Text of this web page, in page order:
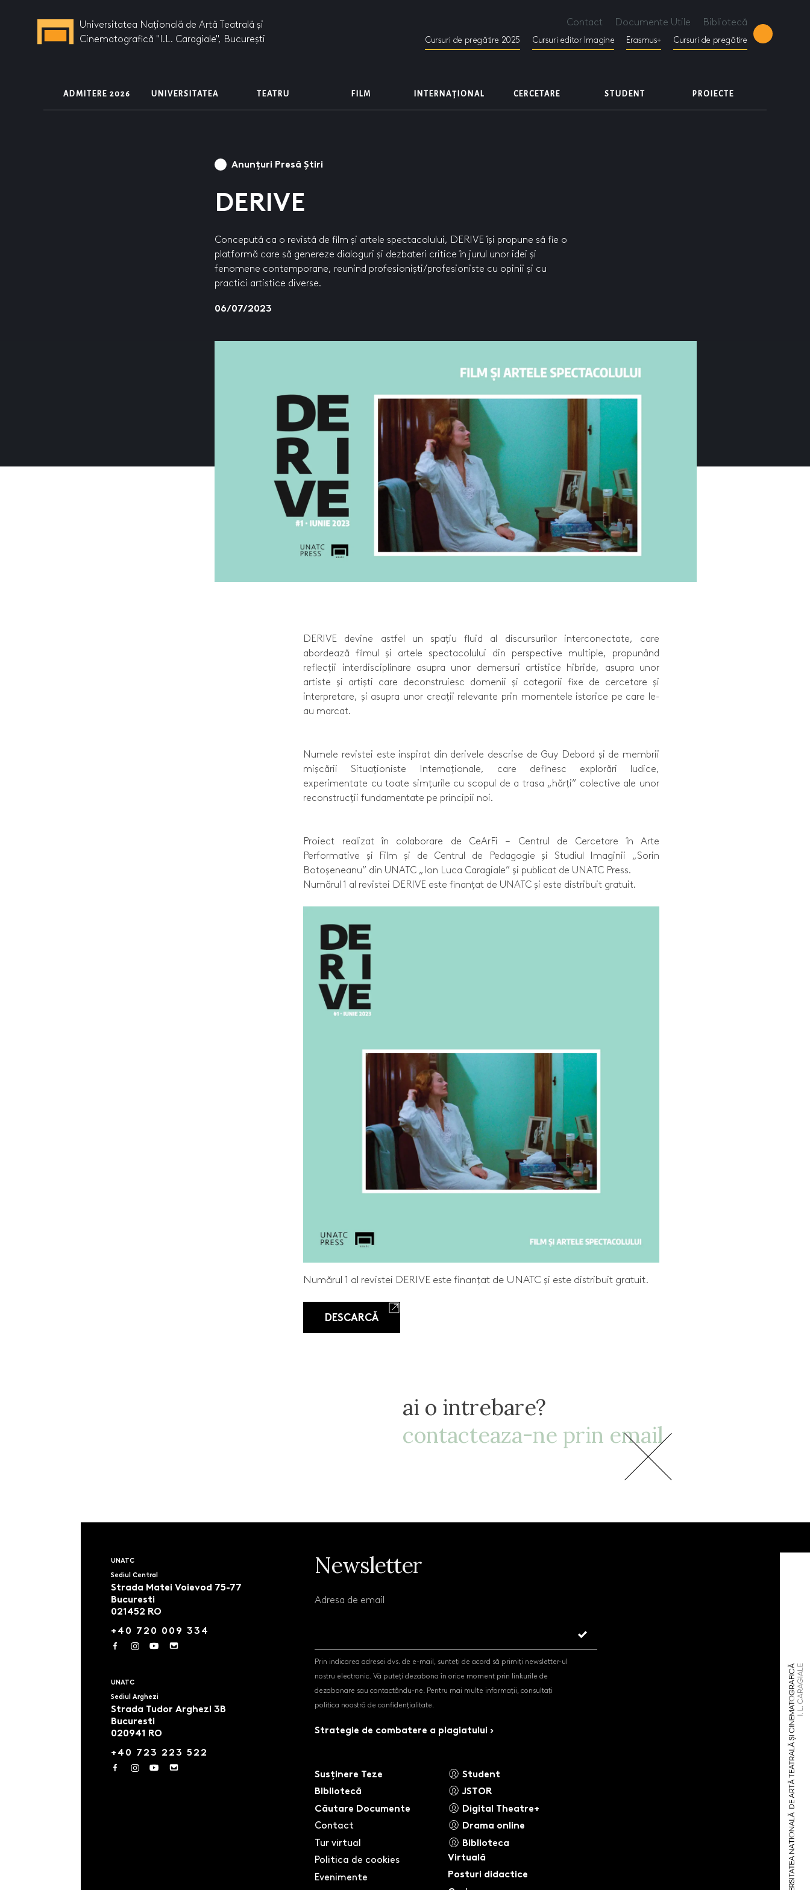
Universitatea Națională de Artă Teatrală și
Cinematografică "I.L. Caragiale", București
Contact Documente Utile Bibliotecă
Cursuri de pregătire 2025 Cursuri editor Imagine Erasmus+ Cursuri de pregătire
ADMITERE 2026 UNIVERSITATEA TEATRU FILM INTERNAȚIONAL CERCETARE STUDENT PROIECTE
Anunțuri Presă Știri
DERIVE
Concepută ca o revistă de film și artele spectacolului, DERIVE își propune să fie o
platformă care să genereze dialoguri și dezbateri critice în jurul unor idei și
fenomene contemporane, reunind profesioniști/profesioniste cu opinii și cu
practici artistice diverse.
06/07/2023
DERIVE devine astfel un spațiu fluid al discursurilor interconectate, care
abordează filmul și artele spectacolului din perspective multiple, propunând
reflecții interdisciplinare asupra unor demersuri artistice hibride, asupra unor
artiste și artiști care deconstruiesc domenii și categorii fixe de cercetare și
interpretare, și asupra unor creații relevante prin momentele istorice pe care le-
au marcat.
Numele revistei este inspirat din derivele descrise de Guy Debord și de membrii
mișcării Situaționiste Internaționale, care definesc explorări ludice,
experimentate cu toate simțurile cu scopul de a trasa „hărți” colective ale unor
reconstrucții fundamentate pe principii noi.
Proiect realizat în colaborare de CeArFi – Centrul de Cercetare în Arte
Performative și Film și de Centrul de Pedagogie și Studiul Imaginii „Sorin
Botoșeneanu” din UNATC „Ion Luca Caragiale” și publicat de UNATC Press.
Numărul 1 al revistei DERIVE este finanțat de UNATC și este distribuit gratuit.
Numărul 1 al revistei DERIVE este finanțat de UNATC și este distribuit gratuit.
DESCARCĂ
ai o intrebare?
contacteaza-ne prin email
UNATC
Sediul Central
Strada Matei Voievod 75-77
Bucuresti
021452 RO
+40 720 009 334
UNATC
Sediul Arghezi
Strada Tudor Arghezi 3B
Bucuresti
020941 RO
+40 723 223 522
Newsletter
Adresa de email
Prin indicarea adresei dvs. de e-mail, sunteți de acord să primiți newsletter-ul
nostru electronic. Vă puteți dezabona în orice moment prin linkurile de
dezabonare sau contactându-ne. Pentru mai multe informații, consultați
politica noastră de confidențialitate.
Strategie de combatere a plagiatului ›
Susținere Teze
Bibliotecă
Căutare Documente
Contact
Tur virtual
Politica de cookies
Evenimente
Student
JSTOR
Digital Theatre+
Drama online
Biblioteca
Virtuală
Posturi didactice